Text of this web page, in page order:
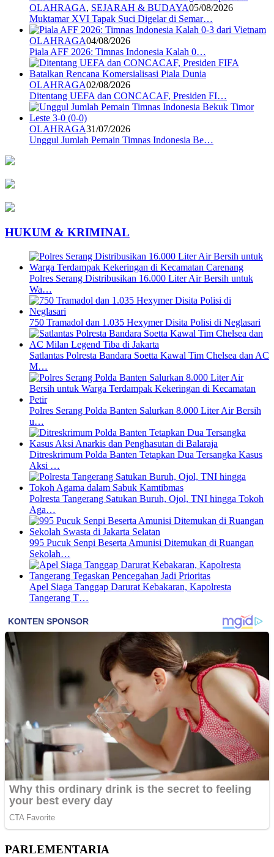
OLAHRAGA, SEJARAH & BUDAYA05/08/2026
Muktamar XVI Tapak Suci Digelar di Semar…
OLAHRAGA04/08/2026
Piala AFF 2026: Timnas Indonesia Kalah 0…
OLAHRAGA02/08/2026
Ditentang UEFA dan CONCACAF, Presiden FI…
OLAHRAGA31/07/2026
Unggul Jumlah Pemain Timnas Indonesia Be…
HUKUM & KRIMINAL
Polres Serang Distribusikan 16.000 Liter Air Bersih untuk
Wa…
750 Tramadol dan 1.035 Hexymer Disita Polisi di Neglasari
Satlantas Polresta Bandara Soetta Kawal Tim Chelsea dan AC
M…
Polres Serang Polda Banten Salurkan 8.000 Liter Air Bersih
u…
Ditreskrimum Polda Banten Tetapkan Dua Tersangka Kasus
Aksi …
Polresta Tangerang Satukan Buruh, Ojol, TNI hingga Tokoh
Aga…
995 Pucuk Senpi Beserta Amunisi Ditemukan di Ruangan
Sekolah…
Apel Siaga Tanggap Darurat Kebakaran, Kapolresta
Tangerang T…
PARLEMENTARIA